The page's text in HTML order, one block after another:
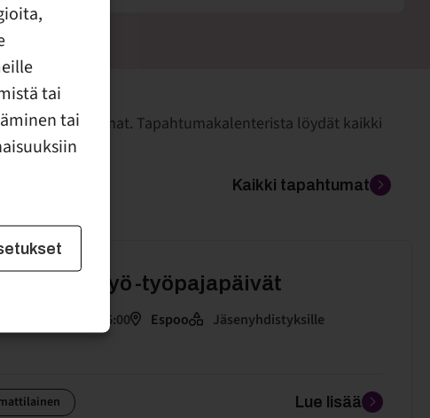
tai
tai
tapahtumat. Tapahtumakalenterista löydät kaikki
Kaikki tapahtumat
vauvatyö -työpajapäivät
27.8.2026 klo 16:00 Espoo Jäsenyhdistyksille
Lue lisää